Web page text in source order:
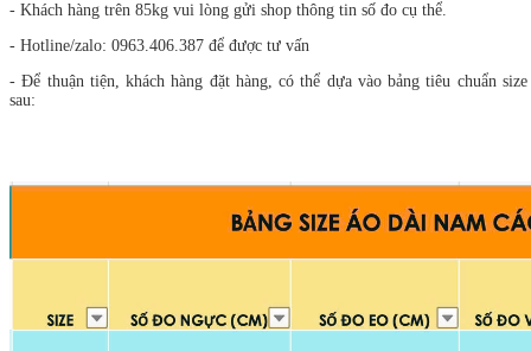
- Khách hàng trên 85kg vui lòng gửi shop thông tin số đo cụ thể.
- Hotline/zalo: 0963.406.387 để được tư vấn
- Để thuận tiện, khách hàng đặt hàng, có thể dựa vào bảng tiêu chuẩn size
sau: